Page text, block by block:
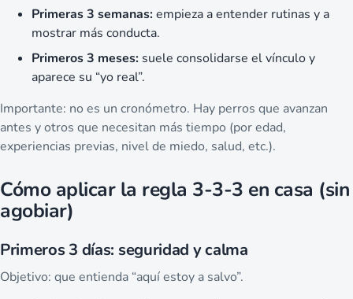
Primeras 3 semanas:empieza a entender rutinas y a
mostrar más conducta.
Primeros 3 meses: suele consolidarse el vínculo y
aparece su “yo real”.
Importante: no es un cronómetro. Hay perros que avanzan
antes y otros que necesitan más tiempo (por edad,
experiencias previas, nivel de miedo, salud, etc.).
Cómo aplicar la regla 3-3-3 en casa (sin
agobiar)
Primeros 3 días: seguridad y calma
Objetivo: que entienda “aquí estoy a salvo”.